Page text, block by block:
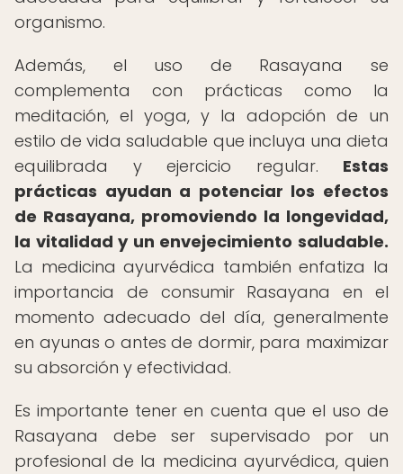
organismo.
Además, el uso de Rasayana se
complementa con prácticas como la
meditación, el yoga, y la adopción de un
estilo de vida saludable que incluya una dieta
equilibrada y ejercicio regular. Estas
prácticas ayudan a potenciar los efectos
de Rasayana, promoviendo la longevidad,
la vitalidad y un envejecimiento saludable.
La medicina ayurvédica también enfatiza la
importancia de consumir Rasayana en el
momento adecuado del día, generalmente
en ayunas o antes de dormir, para maximizar
su absorción y efectividad.
Es importante tener en cuenta que el uso de
Rasayana debe ser supervisado por un
profesional de la medicina ayurvédica, quien